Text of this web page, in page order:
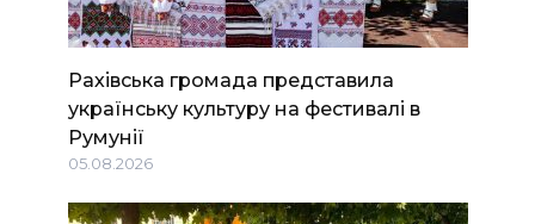
Рахівська громада представила
українську культуру на фестивалі в
Румунії
05.08.2026